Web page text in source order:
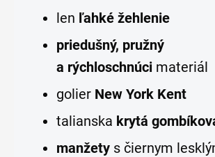
len ľahké žehlenie
priedušný, pružný
a rýchloschnúci materiál
golier New York Kent
talianska krytá
manžety s čiernym